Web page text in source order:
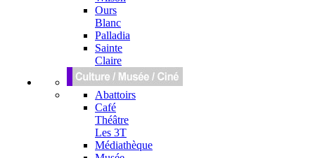
Ours
Blanc
Palladia
Sainte
Claire
Abattoirs
Café
Théâtre
Les 3T
Médiathèque